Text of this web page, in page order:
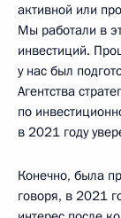
активной или
Мы работали в
инвестиций.
у нас был
Агентства
по
в 2021 году
Конечно, была
говоря, в 2021